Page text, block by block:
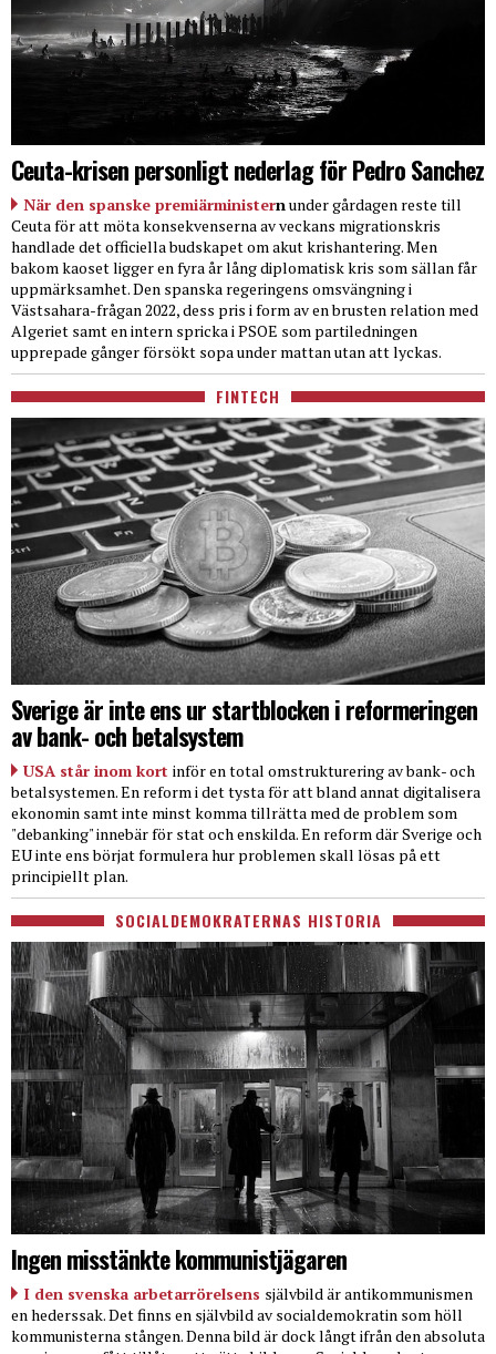
Ceuta-krisen personligt nederlag för Pedro Sanchez
När den spanske premiärministernunder gårdagen reste till
Ceuta för att möta konsekvenserna av veckans migrationskris
handlade det officiella budskapet om akut krishantering. Men
bakom kaoset ligger en fyra år lång diplomatisk kris som sällan får
uppmärksamhet. Den spanska regeringens omsvängning i
Västsahara-frågan 2022, dess pris i form av en brusten relation med
Algeriet samt en intern spricka i PSOE som partiledningen
upprepade gånger försökt sopa under mattan utan att lyckas.
FINTECH
Sverige är inte ens ur startblocken i reformeringen
av bank- och betalsystem
USA står inom kort inför en total omstrukturering av bank- och
betalsystemen. En reform i det tysta för att bland annat digitalisera
ekonomin samt inte minst komma tillrätta med de problem som
"debanking" innebär för stat och enskilda. En reform där Sverige och
EU inte ens börjat formulera hur problemen skall lösas på ett
principiellt plan.
SOCIALDEMOKRATERNAS HISTORIA
Ingen misstänkte kommunistjägaren
I den svenska arbetarrörelsens självbild är antikommunismen
en hederssak. Det finns en självbild av socialdemokratin som höll
kommunisterna stången. Denna bild är dock långt ifrån den absoluta